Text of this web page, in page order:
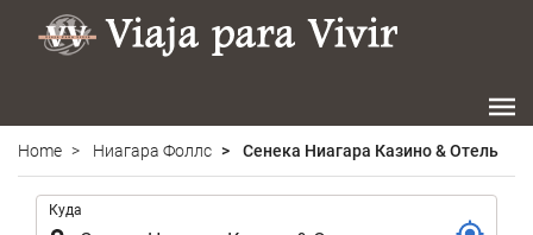
Home Ниагара Фоллс Сенека Ниагара Казино & Отель
Куда